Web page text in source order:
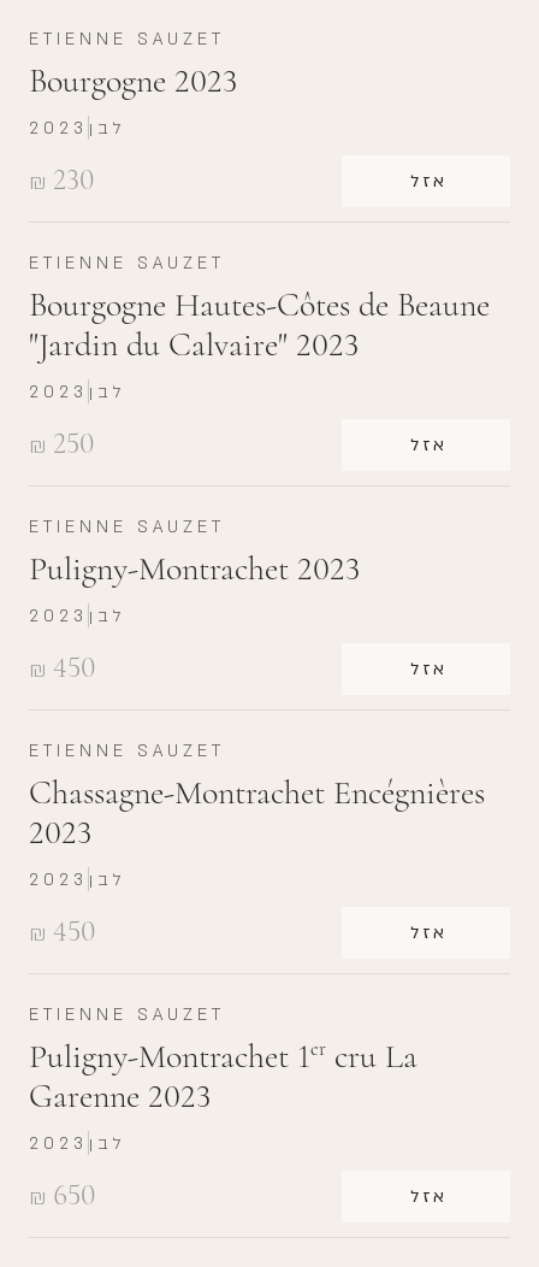
ETIENNE SAUZET
Bourgogne 2023
₪ 230 אזל
2023 לבן
ETIENNE SAUZET
Bourgogne Hautes-Côtes de Beaune
"Jardin du Calvaire" 2023
₪ 250 אזל
2023 לבן
ETIENNE SAUZET
Puligny-Montrachet 2023
₪ 450 אזל
2023 לבן
ETIENNE SAUZET
Chassagne-Montrachet Encégnières
2023
₪ 450 אזל
2023 לבן
ETIENNE SAUZET
Puligny-Montrachet 1er cru La
Garenne 2023
₪ 650 אזל
2023 לבן